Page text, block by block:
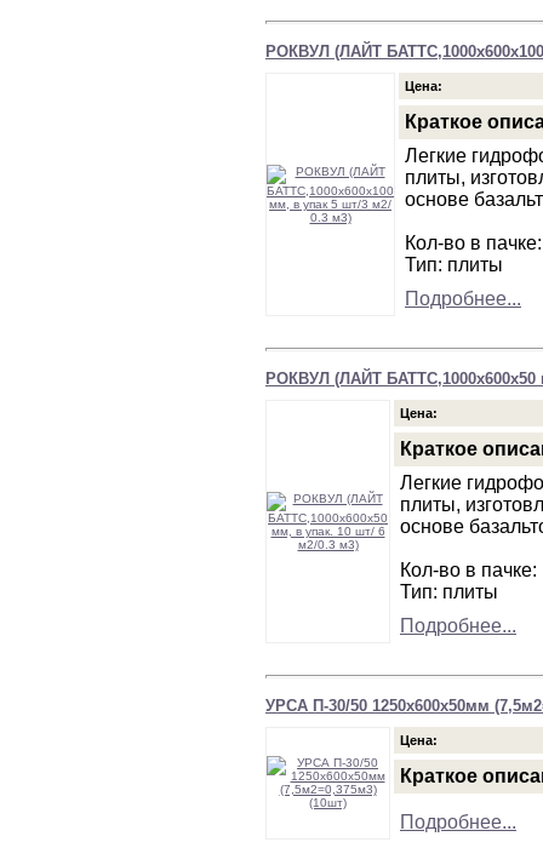
РОКВУЛ (ЛАЙТ
Цена:
Краткое
Легкие
плиты,
основе
Кол-во в
Тип: плиты
Подробнее...
РОКВУЛ (ЛАЙТ
Цена:
Краткое
Легкие
плиты,
основе
Кол-во в
Тип: плиты
Подробнее...
УРСА П-30/50 1250х600х50мм
Цена:
Краткое
Подробнее...